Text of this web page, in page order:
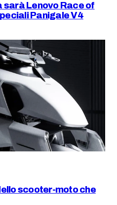
sarà Lenovo Race of
Panigale V4
scooter-moto che